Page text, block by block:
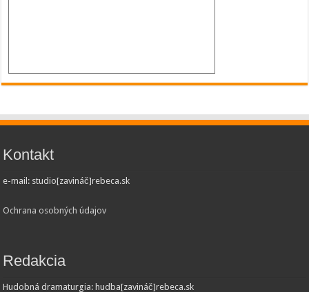
Kontakt
e-mail: studio[zavináč]rebeca.sk
Ochrana osobných údajov
Redakcia
Hudobná dramaturgia: hudba[zavináč]rebeca.sk